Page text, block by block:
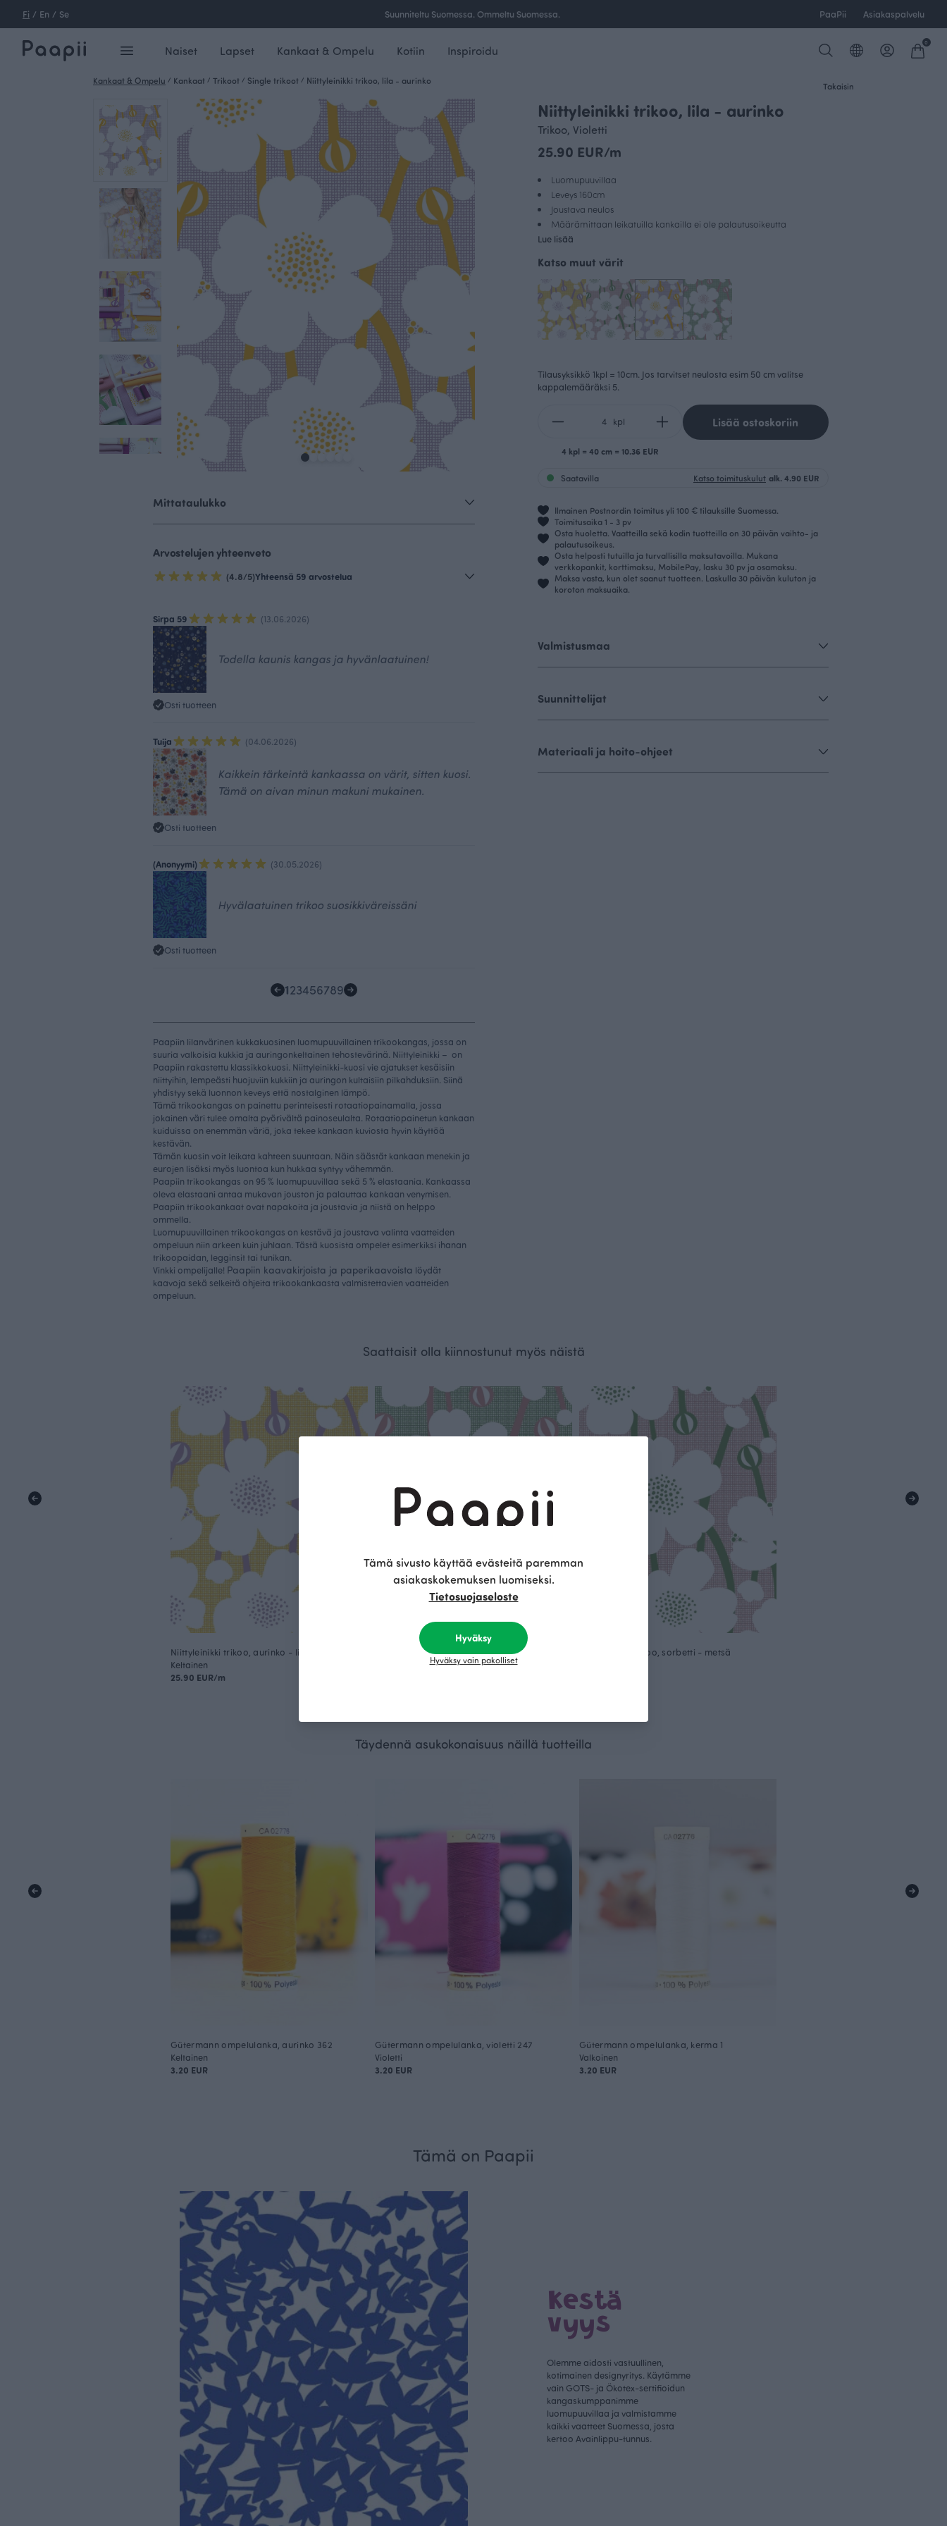
Fi / En / Se Ilmainen toimitus yli 100 € tilauksille Suomessa. PaaPii Asiakaspalvelu
Naiset Lapset Kankaat & Ompelu Kotiin Inspiroidu
0
Kankaat & Ompelu / Kankaat / Trikoot / Single trikoot / Niittyleinikki trikoo, lila - aurinko Takaisin
Mittataulukko
Arvostelujen yhteenveto
(4.8/5)Yhteensä 59 arvostelua
Sirpa 59 (13.06.2026)
Todella kaunis kangas ja hyvänlaatuinen!
Osti tuotteen
Tuija (04.06.2026)
Kaikkein tärkeintä kankaassa on värit, sitten kuosi.
Tämä on aivan minun makuni mukainen.
Osti tuotteen
(Anonyymi) (30.05.2026)
Hyvälaatuinen trikoo suosikkiväreissäni
Osti tuotteen
123456789
Paapiin lilanvärinen kukkakuosinen luomupuuvillainen trikookangas, jossa on
suuria valkoisia kukkia ja auringonkeltainen tehostevärinä. Niittyleinikki – on
Paapiin rakastettu klassikkokuosi. Niittyleinikki-kuosi vie ajatukset kesäisiin
niittyihin, lempeästi huojuviin kukkiin ja auringon kultaisiin pilkahduksiin. Siinä
yhdistyy sekä luonnon keveys että nostalginen lämpö.
Tämä trikookangas on painettu perinteisesti rotaatiopainamalla, jossa
jokainen väri tulee omalta pyörivältä painoseulalta. Rotaatiopainetun kankaan
kuiduissa on enemmän väriä, joka tekee kankaan kuviosta hyvin käyttöä
kestävän.
Tämän kuosin voit leikata kahteen suuntaan. Näin säästät kankaan menekin ja
eurojen lisäksi myös luontoa kun hukkaa syntyy vähemmän.
Paapiin trikookangas on 95 % luomupuuvillaa sekä 5 % elastaania. Kankaassa
oleva elastaani antaa mukavan jouston ja palauttaa kankaan venymisen.
Paapiin trikookankaat ovat napakoita ja joustavia ja niistä on helppo
ommella.
Luomupuuvillainen trikookangas on kestävä ja joustava valinta vaatteiden
ompeluun niin arkeen kuin juhlaan. Tästä kuosista ompelet esimerkiksi ihanan
trikoopaidan, legginsit tai tunikan.
Vinkki ompelijalle! Paapiin kaavakirjoista ja paperikaavoista löydät
kaavoja sekä selkeitä ohjeita trikookankaasta valmistettavien vaatteiden
ompeluun.
Niittyleinikki trikoo, lila - aurinko
Trikoo, Violetti
25.90 EUR/m
Luomupuuvillaa
Leveys 160cm
Joustava neulos
Määrämittaan leikatuilla kankailla ei ole palautusoikeutta
Lue lisää
Katso muut värit
Tilausyksikkö 1kpl = 10cm. Jos tarvitset neulosta esim 50 cm valitse
kappalemääräksi 5.
kpl Lisää ostoskoriin
4 kpl = 40 cm = 10.36 EUR
Saatavilla Katso toimituskulut alk. 4.90 EUR
Ilmainen Postnordin toimitus yli 100 € tilauksille Suomessa.
Toimitusaika 1 - 3 pv
Osta huoletta. Vaatteilla sekä kodin tuotteilla on 30 päivän vaihto- ja
palautusoikeus.
Osta helposti tutuilla ja turvallisilla maksutavoilla. Mukana
verkkopankit, korttimaksu, MobilePay, lasku 30 pv ja osamaksu.
Maksa vasta, kun olet saanut tuotteen. Laskulla 30 päivän kuluton ja
koroton maksuaika.
Valmistusmaa
Suunnittelijat
Materiaali ja hoito-ohjeet
Saattaisit olla kiinnostunut myös näistä
Niittyleinikki trikoo, aurinko - lila
Keltainen
25.90 EUR/m
Niittyleinikki trikoo, metsä - sorbetti
Niittyleinikki trikoo, sorbetti - metsä
Täydennä asukokonaisuus näillä tuotteilla
Gütermann ompelulanka, aurinko 362
Keltainen
3.20 EUR
Gütermann ompelulanka, violetti 247
Violetti
3.20 EUR
Gütermann ompelulanka, kerma 1
Valkoinen
3.20 EUR
Tämä on Paapii
Kestä
vyys
Olemme aidosti vastuullinen,
kotimainen designyritys. Käytämme
vain GOTS- ja Ökotex-sertifioidun
kangaskumppanimme
luomupuuvillaa ja valmistamme
kaikki vaatteet Suomessa, josta
kertoo Avainlippu-tunnus.
Tämä sivusto käyttää evästeitä paremman
asiakaskokemuksen luomiseksi.
Tietosuojaseloste
Hyväksy
Hyväksy vain pakolliset